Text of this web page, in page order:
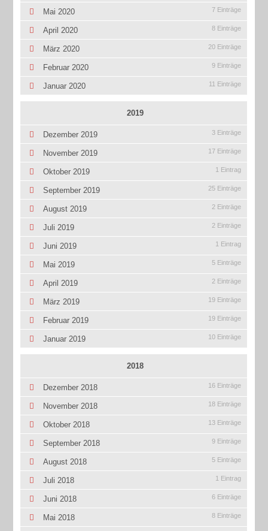
Mai 2020 7 Einträge
April 2020 8 Einträge
März 2020 20 Einträge
Februar 2020 9 Einträge
Januar 2020 11 Einträge
2019
Dezember 2019 3 Einträge
November 2019 17 Einträge
Oktober 2019 1 Eintrag
September 2019 25 Einträge
August 2019 2 Einträge
Juli 2019 2 Einträge
Juni 2019 1 Eintrag
Mai 2019 5 Einträge
April 2019 2 Einträge
März 2019 19 Einträge
Februar 2019 19 Einträge
Januar 2019 10 Einträge
2018
Dezember 2018 16 Einträge
November 2018 18 Einträge
Oktober 2018 13 Einträge
September 2018 9 Einträge
August 2018 5 Einträge
Juli 2018 1 Eintrag
Juni 2018 6 Einträge
Mai 2018 8 Einträge